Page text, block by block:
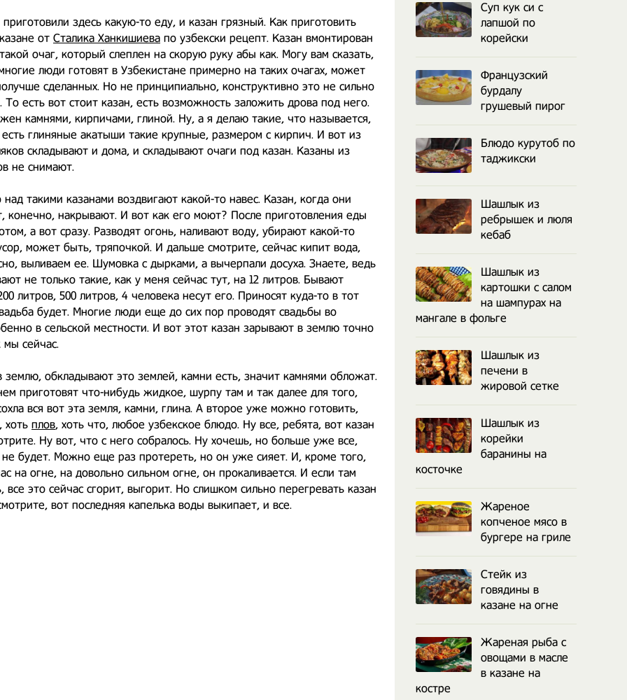
здесь какую-то еду, и казан грязный. Как приготовить
от Сталика Ханкишиева по узбекски рецепт. Казан вмонтирован
очаг, который слеплен на скорую руку абы как. Могу вам сказать,
люди готовят в Узбекистане примерно на таких очагах, может
сделанных. Но не принципиально, конструктивно это не сильно
То есть вот стоит казан, есть возможность заложить дрова под него.
камнями, кирпичами, глиной. Ну, а я делаю такие, что называется,
есть глиняные акатыши такие крупные, размером с кирпич. И вот из
складывают и дома, и складывают очаги под казан. Казаны из
не снимают.
такими казанами воздвигают какой-то навес. Казан, когда они
конечно, накрывают. И вот как его моют? После приготовления еды
а вот сразу. Разводят огонь, наливают воду, убирают какой-то
может быть, тряпочкой. И дальше смотрите, сейчас кипит вода,
выливаем ее. Шумовка с дырками, а вычерпали досуха. Знаете, ведь
не только такие, как у меня сейчас тут, на 12 литров. Бывают
литров, 500 литров, 4 человека несут его. Приносят куда-то в тот
будет. Многие люди еще до сих пор проводят свадьбы во
в сельской местности. И вот этот казан зарывают в землю точно
мы сейчас.
землю, обкладывают это землей, камни есть, значит камнями обложат.
приготовят что-нибудь жидкое, шурпу там и так далее для того,
вся вот эта земля, камни, глина. А второе уже можно готовить,
хоть плов, хоть что, любое узбекское блюдо. Ну все, ребята, вот казан
Ну вот, что с него собралось. Ну хочешь, но больше уже все,
не будет. Можно еще раз протереть, но он уже сияет. И, кроме того,
на огне, на довольно сильном огне, он прокаливается. И если там
все это сейчас сгорит, выгорит. Но слишком сильно перегревать казан
вот последняя капелька воды выкипает, и все.
Суп кук си с
лапшой по
корейски
Французский
бурдалу
грушевый пирог
Блюдо курутоб по
таджикски
Шашлык из
ребрышек и люля
кебаб
Шашлык из
картошки с салом
на шампурах на
мангале в фольге
Шашлык из
печени в
жировой сетке
Шашлык из
корейки
баранины на
косточке
Жареное
копченое мясо в
бургере на гриле
Стейк из
говядины в
казане на огне
Жареная рыба с
овощами в масле
в казане на
костре